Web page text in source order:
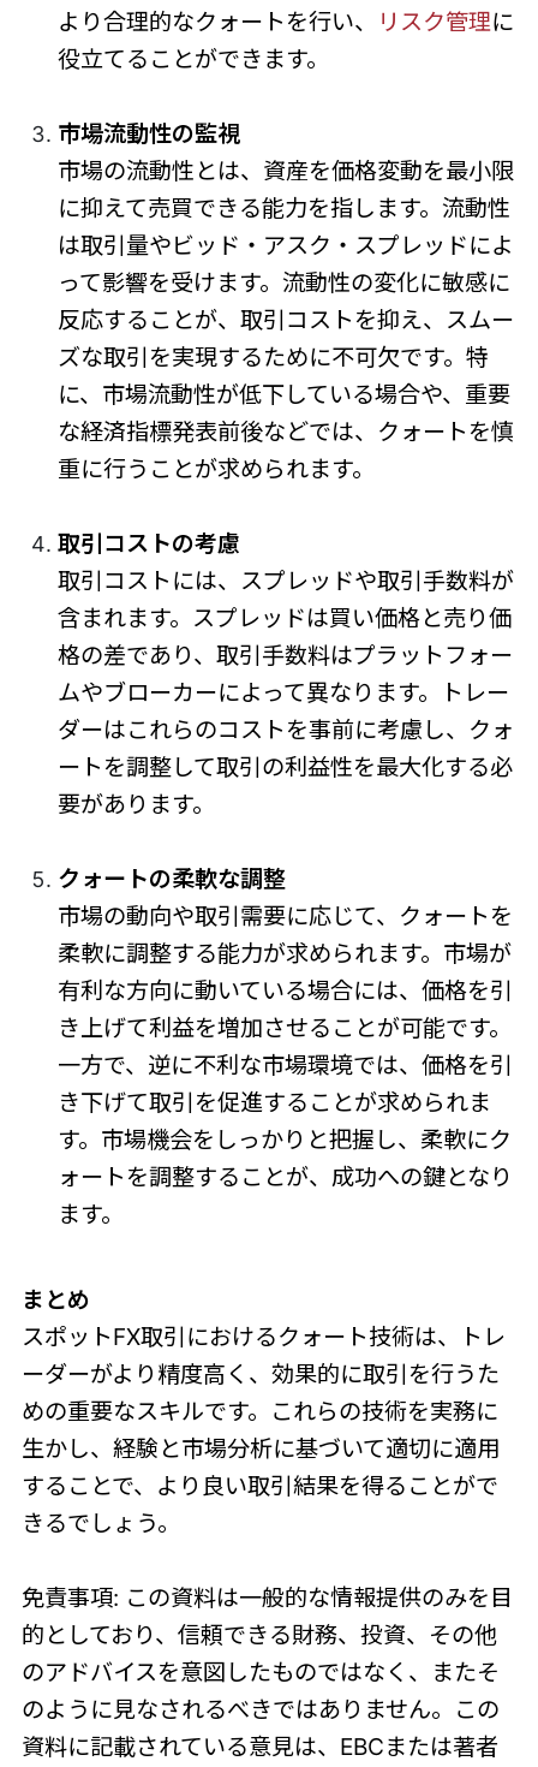
より合理的なクォートを行い、 リスク管理に
役立てることができます。
市場流動性の監視
市場の流動性とは、資産を価格変動を最小限
に抑えて売買できる能力を指します。流動性
は取引量やビッド・アスク・スプレッドによ
って影響を受けます。流動性の変化に敏感に
反応することが、取引コストを抑え、スムー
ズな取引を実現するために不可欠です。特
に、市場流動性が低下している場合や、重要
な経済指標発表前後などでは、クォートを慎
重に行うことが求められます。
取引コストの考慮
取引コストには、スプレッドや取引手数料が
含まれます。スプレッドは買い価格と売り価
格の差であり、取引手数料はプラットフォー
ムやブローカーによって異なります。トレー
ダーはこれらのコストを事前に考慮し、クォ
ートを調整して取引の利益性を最大化する必
要があります。
クォートの柔軟な調整
市場の動向や取引需要に応じて、クォートを
柔軟に調整する能力が求められます。市場が
有利な方向に動いている場合には、価格を引
き上げて利益を増加させることが可能です。
一方で、逆に不利な市場環境では、価格を引
き下げて取引を促進することが求められま
す。市場機会をしっかりと把握し、柔軟にク
ォートを調整することが、成功への鍵となり
ます。
まとめ
スポットFX取引におけるクォート技術は、トレ
ーダーがより精度高く、効果的に取引を行うた
めの重要なスキルです。これらの技術を実務に
生かし、経験と市場分析に基づいて適切に適用
することで、より良い取引結果を得ることがで
きるでしょう。
免責事項: この資料は一般的な情報提供のみを目
的としており、信頼できる財務、投資、その他
のアドバイスを意図したものではなく、またそ
のように見なされるべきではありません。この
資料に記載されている意見は、EBCまたは著者